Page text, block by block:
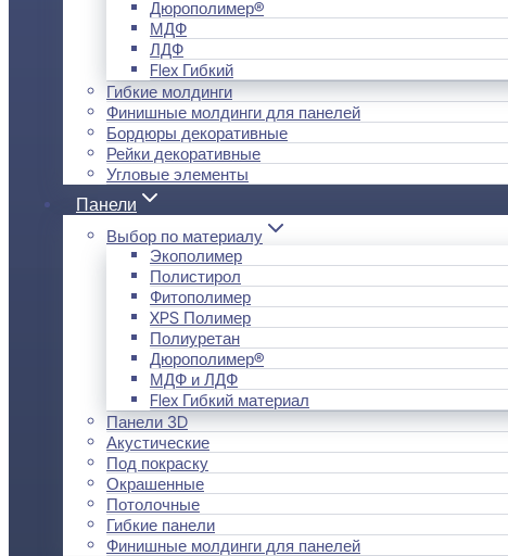
Дюрополимер®
МДФ
ЛДФ
Flex Гибкий
Гибкие молдинги
Финишные молдинги для панелей
Бордюры декоративные
Рейки декоративные
Угловые элементы
Панели
Выбор по материалу
Экополимер
Полистирол
Фитополимер
XPS Полимер
Полиуретан
Дюрополимер®
МДФ и ЛДФ
Flex Гибкий материал
Панели 3D
Акустические
Под покраску
Окрашенные
Потолочные
Гибкие панели
Финишные молдинги для панелей